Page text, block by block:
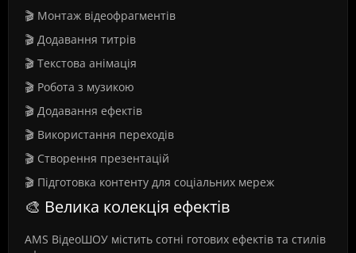
🎬 Монтаж відеофрагментів
🎬 Додавання титрів
🎬 Текстова анімація
🎬 Робота з музикою
🎬 Додавання ефектів
🎬 Використання переходів
🎬 Створення презентацій
🎬 Підготовка контенту для соціальних мереж
🎨 Велика колекція ефектів
AMS ВідеоШОУ містить сотні готових ефектів та стилів